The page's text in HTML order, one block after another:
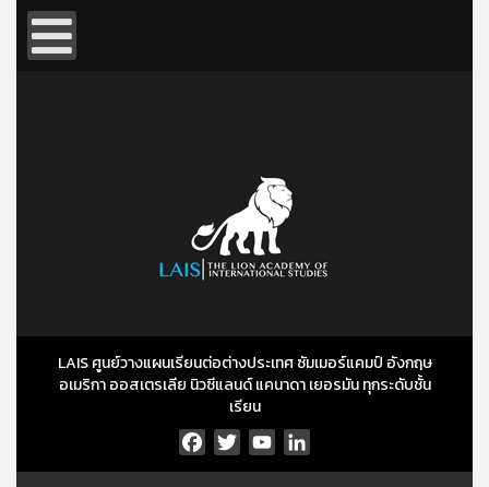
LAIS ศูนย์วางแผนเรียนต่อต่างประเทศ ซัมเมอร์แคมป์ อังกฤษ
อเมริกา ออสเตรเลีย นิวซีแลนด์ แคนาดา เยอรมัน ทุกระดับชั้น
เรียน
Facebook
TwitterYouTubeLinkedIn